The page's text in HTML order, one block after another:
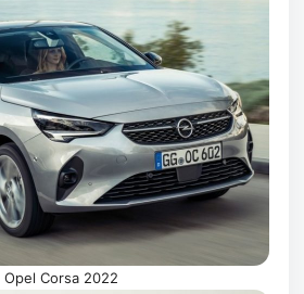
Opel Corsa 2022